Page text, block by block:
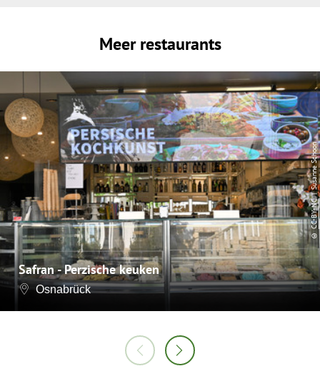
Meer restaurants
Safran - Perzische keuken
Osnabrück
©
CC-BY-NC
| Susanne Schoon